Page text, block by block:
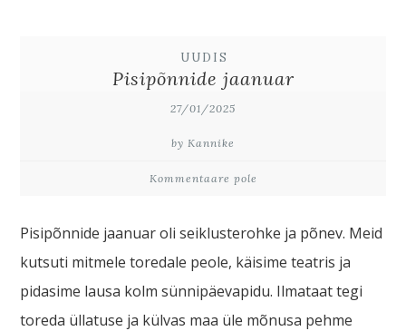
UUDIS
Pisipõnnide jaanuar
27/01/2025
by Kannike
Kommentaare pole
Pisipõnnide jaanuar oli seiklusterohke ja põnev. Meid
kutsuti mitmele toredale peole, käisime teatris ja
pidasime lausa kolm sünnipäevapidu. Ilmataat tegi
toreda üllatuse ja külvas maa üle mõnusa pehme